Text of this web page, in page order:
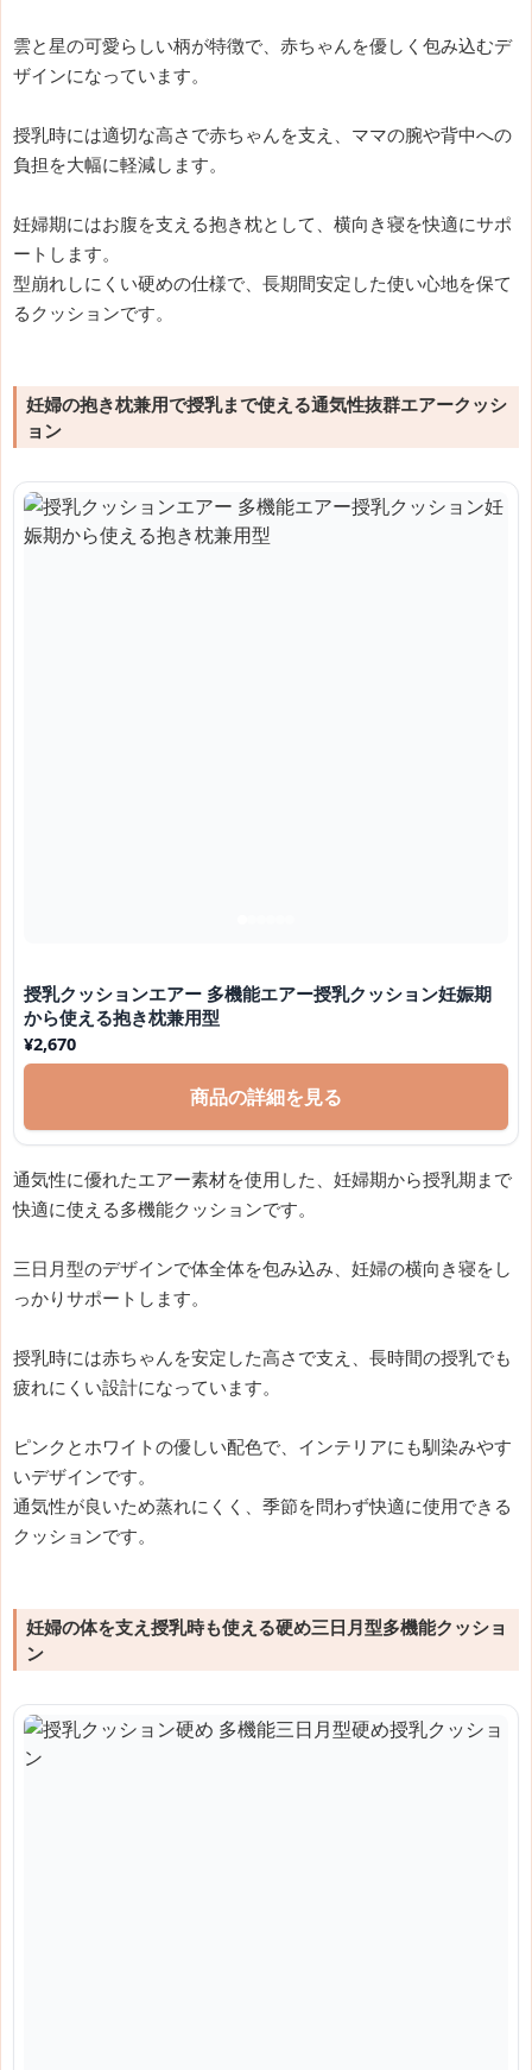
雲と星の可愛らしい柄が特徴で、赤ちゃんを優しく包み込むデ
ザインになっています。
授乳時には適切な高さで赤ちゃんを支え、ママの腕や背中への
負担を大幅に軽減します。
妊婦期にはお腹を支える抱き枕として、横向き寝を快適にサポ
ートします。
型崩れしにくい硬めの仕様で、長期間安定した使い心地を保て
るクッションです。
妊婦の抱き枕兼用で授乳まで使える通気性抜群エアークッシ
ョン
授乳クッションエアー 多機能エアー授乳クッション妊娠期
から使える抱き枕兼用型
¥2,670
商品の詳細を見る
通気性に優れたエアー素材を使用した、妊婦期から授乳期まで
快適に使える多機能クッションです。
三日月型のデザインで体全体を包み込み、妊婦の横向き寝をし
っかりサポートします。
授乳時には赤ちゃんを安定した高さで支え、長時間の授乳でも
疲れにくい設計になっています。
ピンクとホワイトの優しい配色で、インテリアにも馴染みやす
いデザインです。
通気性が良いため蒸れにくく、季節を問わず快適に使用できる
クッションです。
妊婦の体を支え授乳時も使える硬め三日月型多機能クッショ
ン